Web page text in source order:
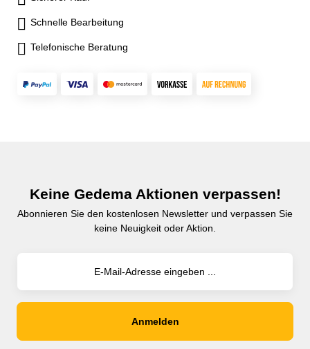
Schnelle Bearbeitung
Telefonische Beratung
Keine Gedema Aktionen verpassen!
Abonnieren Sie den kostenlosen Newsletter und verpassen Sie
keine Neuigkeit oder Aktion.